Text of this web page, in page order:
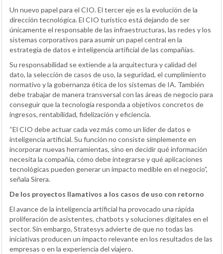
Un nuevo papel para el CIO. El tercer eje es la evolución de la
dirección tecnológica. El CIO turístico está dejando de ser
únicamente el responsable de las infraestructuras, las redes y los
sistemas corporativos para asumir un papel central en la
estrategia de datos e inteligencia artificial de las compañías.
Su responsabilidad se extiende a la arquitectura y calidad del
dato, la selección de casos de uso, la seguridad, el cumplimiento
normativo y la gobernanza ética de los sistemas de IA. También
debe trabajar de manera transversal con las áreas de negocio para
conseguir que la tecnología responda a objetivos concretos de
ingresos, rentabilidad, fidelización y eficiencia.
“El CIO debe actuar cada vez más como un líder de datos e
inteligencia artificial. Su función no consiste simplemente en
incorporar nuevas herramientas, sino en decidir qué información
necesita la compañía, cómo debe integrarse y qué aplicaciones
tecnológicas pueden generar un impacto medible en el negocio”,
señala Sirera.
De los proyectos llamativos a los casos de uso con retorno
El avance de la inteligencia artificial ha provocado una rápida
proliferación de asistentes, chatbots y soluciones digitales en el
sector. Sin embargo, Stratesys advierte de que no todas las
iniciativas producen un impacto relevante en los resultados de las
empresas o en la experiencia del viajero.